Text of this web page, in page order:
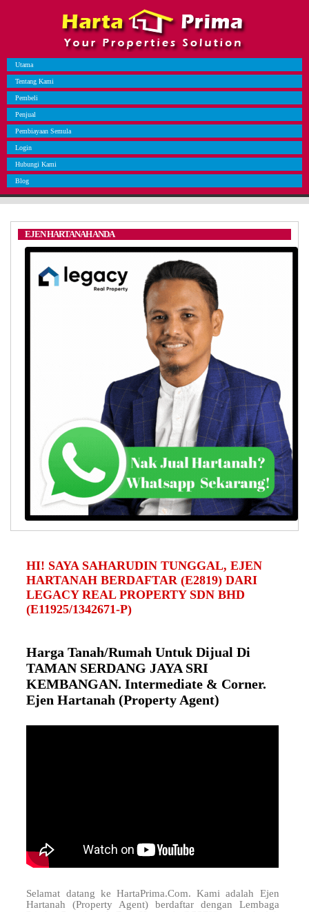
Utama
Tentang Kami
Pembeli
Penjual
Pembiayaan Semula
Login
Hubungi Kami
Blog
EJEN HARTANAH ANDA
HI! SAYA SAHARUDIN TUNGGAL, EJEN
HARTANAH BERDAFTAR (E2819) DARI
LEGACY REAL PROPERTY SDN BHD
(E11925/1342671-P)
Harga Tanah/Rumah Untuk Dijual Di
TAMAN SERDANG JAYA SRI
KEMBANGAN. Intermediate & Corner.
Ejen Hartanah (Property Agent)
Selamat datang ke HartaPrima.Com. Kami adalah Ejen
Hartanah (Property Agent) berdaftar dengan Lembaga